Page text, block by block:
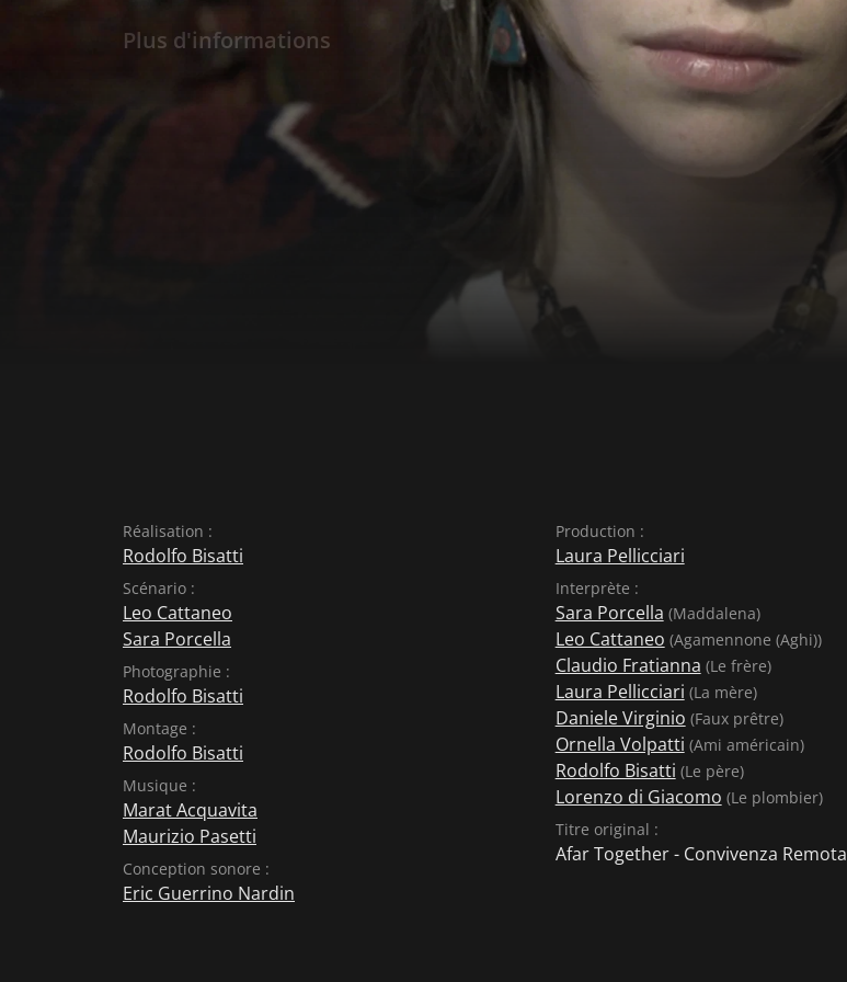
une vocation naturelle à la réclusion, mais leur histoire se transforme
en une solution heureuse et partagée... On peut vraiment dire que
l'amour n'a pas de limites...
Plus d'informations
Réalisation :
Rodolfo Bisatti
Scénario :
Leo Cattaneo
Sara Porcella
Photographie :
Rodolfo Bisatti
Montage :
Rodolfo Bisatti
Musique :
Marat Acquavita
Maurizio Pasetti
Conception sonore :
Eric Guerrino Nardin
Production :
Laura Pellicciari
Interprète :
Sara Porcella (Maddalena)
Leo Cattaneo (Agamennone (Aghi))
Claudio Fratianna (Le frère)
Laura Pellicciari (La mère)
Daniele Virginio (Faux prêtre)
Ornella Volpatti (Ami américain)
Rodolfo Bisatti (Le père)
Lorenzo di Giacomo (Le plombier)
Titre original :
Afar Together - Convivenza Remota